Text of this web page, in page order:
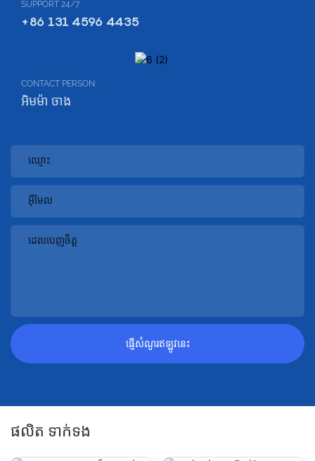
SUPPORT 24/7
+86 131 4596 4435
CONTACT PERSON:
អិមម៉ា ចាង
ឈ្មោះ:
អ៊ីមែល
ដេលបេញចិត្ដ
ផ្ញើសំណួរឥឡូវនេះ
ផលិត ទាក់ទង